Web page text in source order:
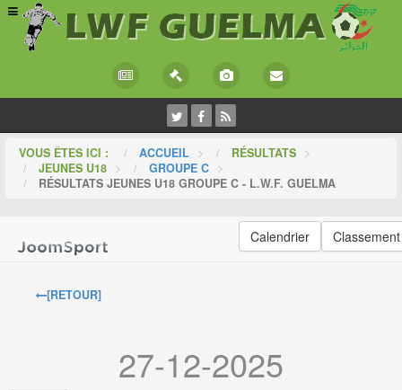
VOUS ÊTES ICI : ACCUEIL > RÉSULTATS >
JEUNES U18 > GROUPE C >
RÉSULTATS JEUNES U18 GROUPE C - L.W.F. GUELMA
Calendrier Classement
[RETOUR]
27-12-2025